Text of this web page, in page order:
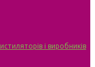
і виробників